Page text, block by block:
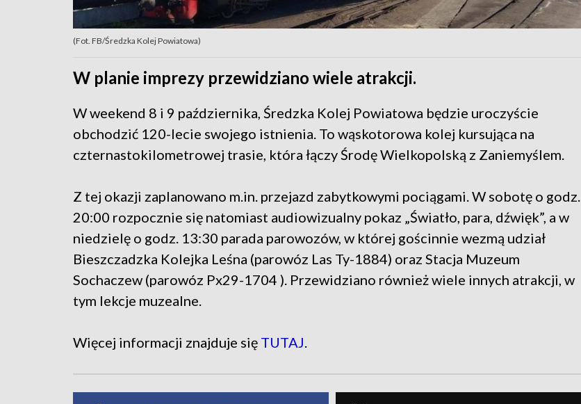
(Fot. FB/Średzka Kolej Powiatowa)
W planie imprezy przewidziano wiele atrakcji.
W weekend 8 i 9 października, Średzka Kolej Powiatowa będzie uroczyście
obchodzić 120-lecie swojego istnienia. To wąskotorowa kolej kursująca na
czternastokilometrowej trasie, która łączy Środę Wielkopolską z Zaniemyślem.
Z tej okazji zaplanowano m.in. przejazd zabytkowymi pociągami. W sobotę o godz.
20:00 rozpocznie się natomiast audiowizualny pokaz „Światło, para, dźwięk”, a w
niedzielę o godz. 13:30 parada parowozów, w której gościnnie wezmą udział
Bieszczadzka Kolejka Leśna (parowóz Las Ty-1884) oraz Stacja Muzeum
Sochaczew (parowóz Px29-1704 ). Przewidziano również wiele innych atrakcji, w
tym lekcje muzealne.
Więcej informacji znajduje się TUTAJ.